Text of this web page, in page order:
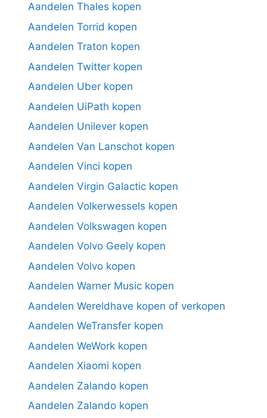
Aandelen Thales kopen
Aandelen Torrid kopen
Aandelen Traton kopen
Aandelen Twitter kopen
Aandelen Uber kopen
Aandelen UiPath kopen
Aandelen Unilever kopen
Aandelen Van Lanschot kopen
Aandelen Vinci kopen
Aandelen Virgin Galactic kopen
Aandelen Volkerwessels kopen
Aandelen Volkswagen kopen
Aandelen Volvo Geely kopen
Aandelen Volvo kopen
Aandelen Warner Music kopen
Aandelen Wereldhave kopen of verkopen
Aandelen WeTransfer kopen
Aandelen WeWork kopen
Aandelen Xiaomi kopen
Aandelen Zalando kopen
Aandelen Zalando kopen